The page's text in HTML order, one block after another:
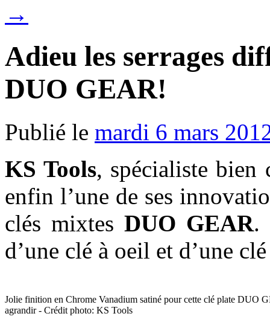
→
Adieu les serrages
DUO GEAR!
Publié le mardi 6 mars
KS Tools, spécialiste bien
enfin l’une de ses
clés mixtesDUO GEAR.
d’une clé à oeil et d’une
Jolie finition en Chrome Vanadium satiné pour cette clé plate DUO
agrandir - Crédit photo: KS Tools